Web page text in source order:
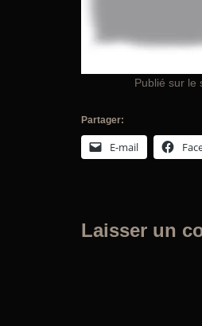
Publié sur le
Partager:
E-mail
Laisser un